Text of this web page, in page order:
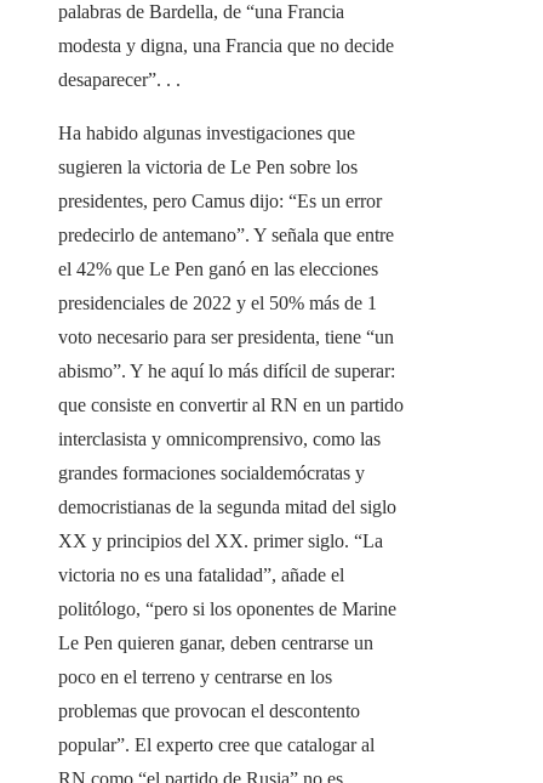
palabras de Bardella, de “una Francia
modesta y digna, una Francia que no decide
desaparecer”. . .
Ha habido algunas investigaciones que
sugieren la victoria de Le Pen sobre los
presidentes, pero Camus dijo: “Es un error
predecirlo de antemano”. Y señala que entre
el 42% que Le Pen ganó en las elecciones
presidenciales de 2022 y el 50% más de 1
voto necesario para ser presidenta, tiene “un
abismo”. Y he aquí lo más difícil de superar:
que consiste en convertir al RN en un partido
interclasista y omnicomprensivo, como las
grandes formaciones socialdemócratas y
democristianas de la segunda mitad del siglo
XX y principios del XX. primer siglo. “La
victoria no es una fatalidad”, añade el
politólogo, “pero si los oponentes de Marine
Le Pen quieren ganar, deben centrarse un
poco en el terreno y centrarse en los
problemas que provocan el descontento
popular”. El experto cree que catalogar al